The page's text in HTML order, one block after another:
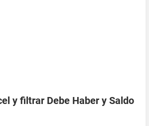
y filtrar Debe Haber y Saldo